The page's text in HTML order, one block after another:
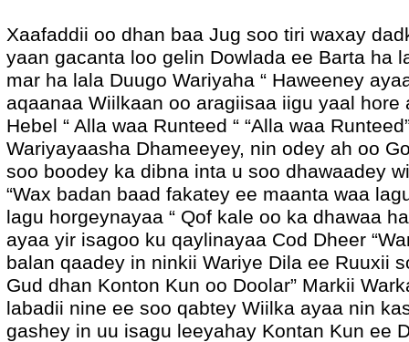
Xaafaddii oo dhan baa Jug soo tiri waxay
yaan gacanta loo gelin Dowlada ee Barta ha
mar ha lala Duugo Wariyaha “ Haweeney
aqaanaa Wiilkaan oo aragiisaa iigu yaal hore
Hebel “ Alla waa Runteed “ “Alla waa
Wariyayaasha Dhameeyey, nin odey ah oo
soo boodey ka dibna inta u soo dhawaadey
“Wax badan baad fakatey ee maanta waa
lagu horgeynayaa “ Qof kale oo ka dhawaa
ayaa yir isagoo ku qaylinayaa Cod Dheer
balan qaadey in ninkii Wariye Dila ee Ruuxii
Gud dhan Konton Kun oo Doolar” Markii
labadii nine ee soo qabtey Wiilka ayaa nin
gashey in uu isagu leeyahay Kontan Kun ee